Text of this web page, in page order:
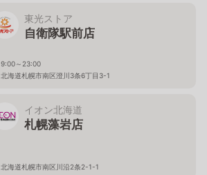
東光ストア
自衛隊駅前店
9:00～23:00
北海道札幌市南区澄川3条6丁目3-1
イオン北海道
札幌藻岩店
北海道札幌市南区川沿2条2-1-1